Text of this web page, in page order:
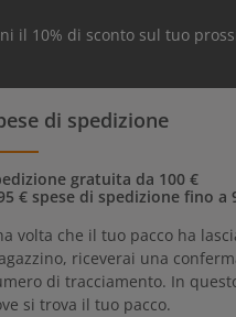
il 10% di sconto sul tuo
di spedizione
gratuita da 100 €
€ spese di spedizione fino a
volta che il tuo pacco ha
riceverai una
di tracciamento. In
si trova il tuo pacco.